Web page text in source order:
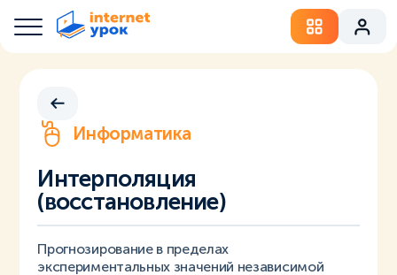
Информатика
Интерполяция
(восстановление)
Прогнозирование в пределах
экспериментальных значений независимой